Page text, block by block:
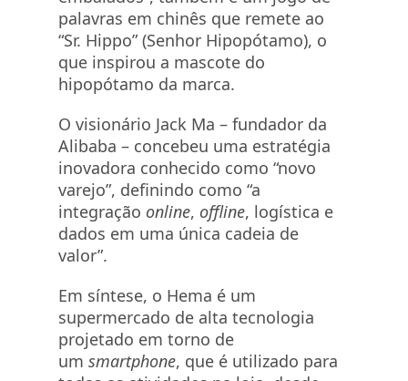
palavras em chinês que remete ao
“Sr. Hippo” (Senhor Hipopótamo), o
que inspirou a mascote do
hipopótamo da marca.
O visionário Jack Ma – fundador da
Alibaba – concebeu uma estratégia
inovadora conhecido como “novo
varejo”, definindo como “a
integração online, offline, logística e
dados em uma única cadeia de
valor”.
Em síntese, o Hema é um
supermercado de alta tecnologia
projetado em torno de
um smartphone, que é utilizado para